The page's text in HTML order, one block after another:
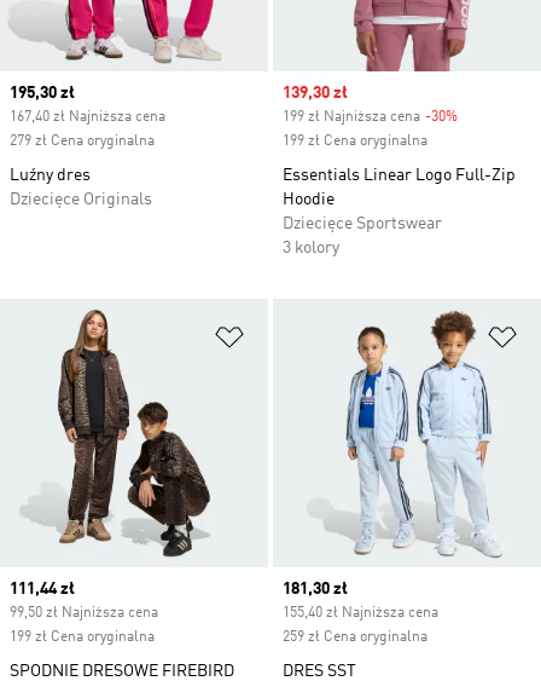
Current price
195,30 zł
167,40 zł Najniższa cena
279 zł Cena oryginalna
Luźny dres
Dziecięce Originals
Sale price
139,30 zł
199 zł Najniższa cena -30%
199 zł Cena oryginalna
Essentials Linear Logo Full-Zip
Hoodie
Dziecięce Sportswear
3 kolory
Dodaj do listy życzeń
Current price
111,44 zł
99,50 zł Najniższa cena
199 zł Cena oryginalna
SPODNIE DRESOWE FIREBIRD
Current price
181,30 zł
155,40 zł Najniższa cena
259 zł Cena oryginalna
DRES SST